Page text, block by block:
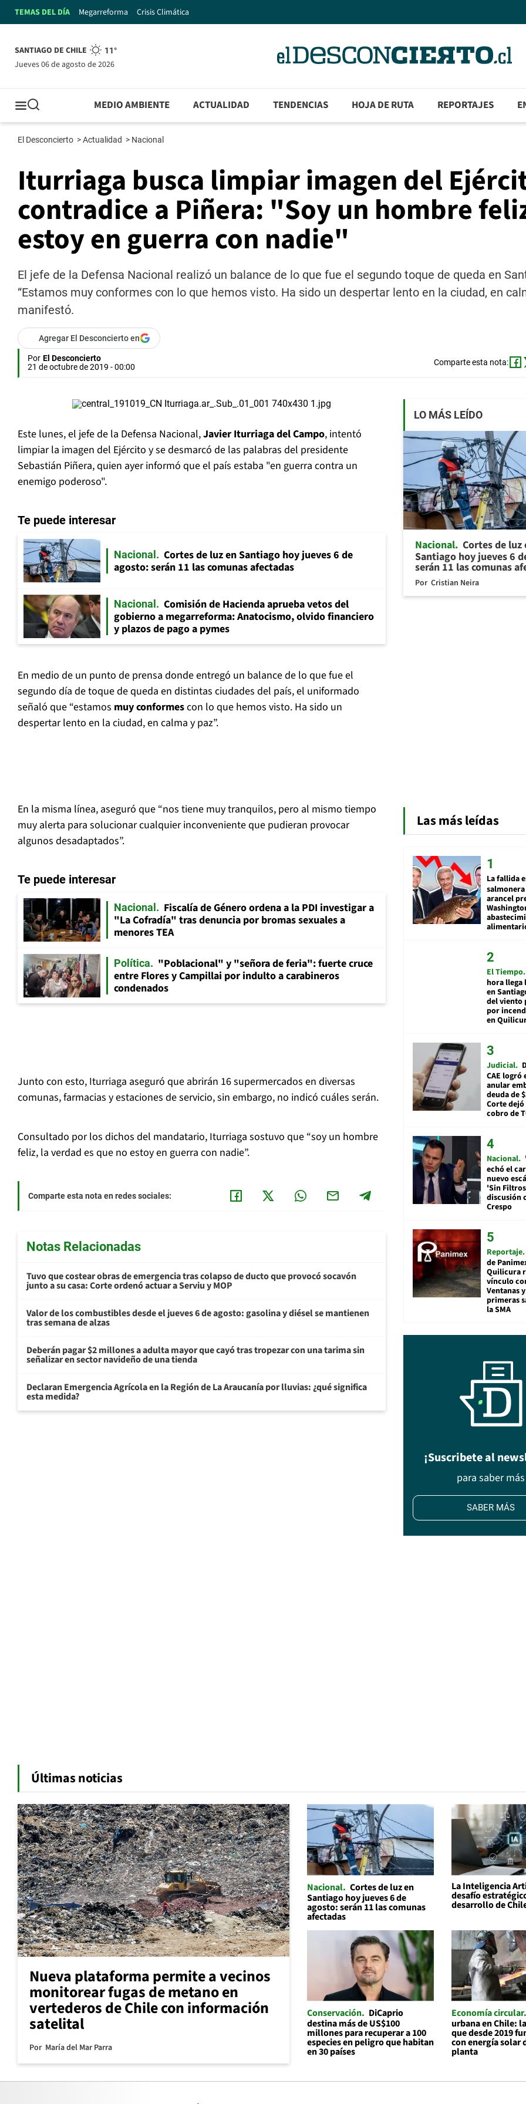
TEMAS DEL DÍA Megarreforma Crisis Climática
SANTIAGO DE CHILE 11°
jueves 06 de agosto de 2026
MEDIO AMBIENTE ACTUALIDAD TENDENCIAS HOJA DE RUTA REPORTAJES
El Desconcierto >Actualidad > Nacional
Iturriaga busca limpiar imagen del
contradice a Piñera: "Soy un hombre
estoy en guerra con nadie"
El jefe de la Defensa Nacional realizó un balance de lo que fue el segundo toque de queda en
“Estamos muy conformes con lo que hemos visto. Ha sido un despertar lento en la ciudad, en
manifestó.
Agregar El Desconcierto en
Por El Desconcierto
21 de octubre de 2019 - 00:00
Comparte esta nota:
Este lunes, el jefe de la Defensa Nacional,Javier Iturriaga del Campo, intentó
limpiar la imagen del Ejército y se desmarcó de las palabras del presidente
Sebastián Piñera, quien ayer informó que el país estaba "en guerra contra un
enemigo poderoso".
Te puede interesar
Nacional
Cortes de luz en Santiago hoy jueves 6 de
agosto: serán 11 las comunas afectadas
Nacional
Comisión de Hacienda aprueba vetos del
gobierno a megarreforma: Anatocismo, olvido financiero
y plazos de pago a pymes
En medio de un punto de prensa donde entregó un balance de lo que fue el
segundo día de toque de queda en distintas ciudades del país, el uniformado
señaló que “estamos muy conformescon lo que hemos visto. Ha sido un
despertar lento en la ciudad, en calma y paz”.
En la misma línea, aseguró que “nos tiene muy tranquilos, pero al mismo tiempo
muy alerta para solucionar cualquier inconveniente que pudieran provocar
algunos desadaptados”.
Te puede interesar
Nacional
Fiscalía de Género ordena a la PDI investigar a
"La Cofradía" tras denuncia por bromas sexuales a
menores TEA
Política
"Poblacional" y "señora de feria": fuerte cruce
entre Flores y Campillai por indulto a carabineros
condenados
Junto con esto, Iturriaga aseguró que abrirán 16 supermercados en diversas
comunas, farmacias y estaciones de servicio, sin embargo, no indicó cuáles serán.
Consultado por los dichos del mandatario, Iturriaga sostuvo que “soy un hombre
feliz, la verdad es que no estoy en guerra con nadie”.
Comparte esta nota en redes sociales:
Notas Relacionadas
Tuvo que costear obras de emergencia tras colapso de ducto que provocó socavón
junto a su casa: Corte ordenó actuar a Serviu y MOP
Valor de los combustibles desde el jueves 6 de agosto: gasolina y diésel se mantienen
tras semana de alzas
Deberán pagar $2 millones a adulta mayor que cayó tras tropezar con una tarima sin
señalizar en sector navideño de una tienda
Declaran Emergencia Agrícola en la Región de La Araucanía por lluvias: ¿qué significa
esta medida?
LO MÁS LEÍDO
Nacional Cortes de luz
Santiago hoy jueves 6
serán 11 las comunas
Por Cristian Neira
Las más leídas
La fallida
arancel
El Tiempo
hora llega
en
del viento
por
en
Judicial
CAE logró
anular
deuda de
Corte
cobro de
Nacional
echó el
nuevo
'Sin
discusión
Crespo
Reportaje
de
Quilicura
vínculo
Ventanas
primeras
la SMA
¡Suscribete al
para saber más
SABER MÁS
Últimas noticias
Nueva plataforma permite a vecinos
monitorear fugas de metano en
vertederos de Chile con información
satelital
Por María del Mar Parra
Nacional Cortes de luz en
Santiago hoy jueves 6 de
agosto: serán 11 las comunas
afectadas
La Inteligencia
desafío
desarrollo de
Conservación
DiCaprio
destina más de US$100
millones para recuperar a 100
especies en peligro que habitan
en 30 países
Economía circular
urbana en Chile:
que desde 2019
con energía solar
planta